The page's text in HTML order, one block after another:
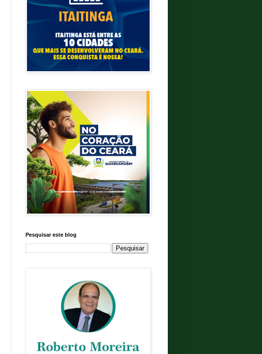
Pesquisar este blog